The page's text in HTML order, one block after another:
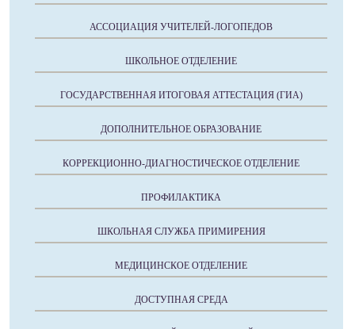
АССОЦИАЦИЯ УЧИТЕЛЕЙ-ЛОГОПЕДОВ
ШКОЛЬНОЕ ОТДЕЛЕНИЕ
ГОСУДАРСТВЕННАЯ ИТОГОВАЯ АТТЕСТАЦИЯ (ГИА)
ДОПОЛНИТЕЛЬНОЕ ОБРАЗОВАНИЕ
КОРРЕКЦИОННО-ДИАГНОСТИЧЕСКОЕ ОТДЕЛЕНИЕ
ПРОФИЛАКТИКА
ШКОЛЬНАЯ СЛУЖБА ПРИМИРЕНИЯ
МЕДИЦИНСКОЕ ОТДЕЛЕНИЕ
ДОСТУПНАЯ СРЕДА